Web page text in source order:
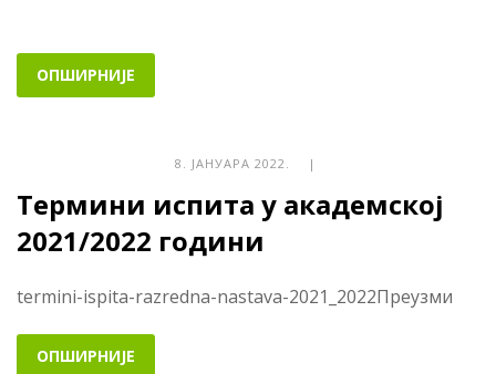
ОПШИРНИЈЕ
8. ЈАНУАРА 2022. |
Термини испита у академској
2021/2022 години
termini-ispita-razredna-nastava-2021_2022Преузми
ОПШИРНИЈЕ